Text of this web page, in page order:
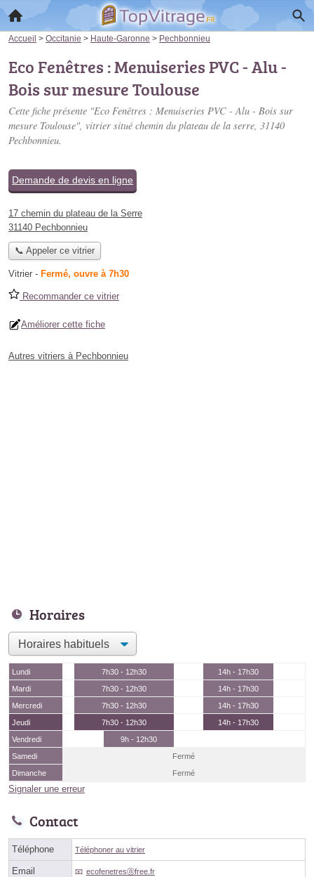
Accueil > Occitanie > Haute-Garonne > Pechbonnieu
Eco Fenêtres : Menuiseries PVC - Alu -
Bois sur mesure Toulouse
Cette fiche présente "Eco Fenêtres : Menuiseries PVC - Alu - Bois sur
mesure Toulouse", vitrier situé chemin du plateau de la serre, 31140
Pechbonnieu.
Demande de devis en ligne
17 chemin du plateau de la Serre
31140 Pechbonnieu
📞 Appeler ce vitrier
Vitrier - Fermé, ouvre à 7h30
Recommander ce vitrier
Améliorer cette fiche
Autres vitriers à Pechbonnieu
Horaires
Lundi 7h30 - 12h30
14h - 17h30
Mardi
7h30 - 12h30
14h - 17h30
Mercredi
7h30 - 12h30
14h - 17h30
Jeudi
7h30 - 12h30
14h - 17h30
Vendredi
9h - 12h30
Samedi
Fermé
Dimanche
Fermé
Signaler une erreur
Contact
Téléphone Téléphoner au vitrier
Email ecofenetresⓐfree.fr